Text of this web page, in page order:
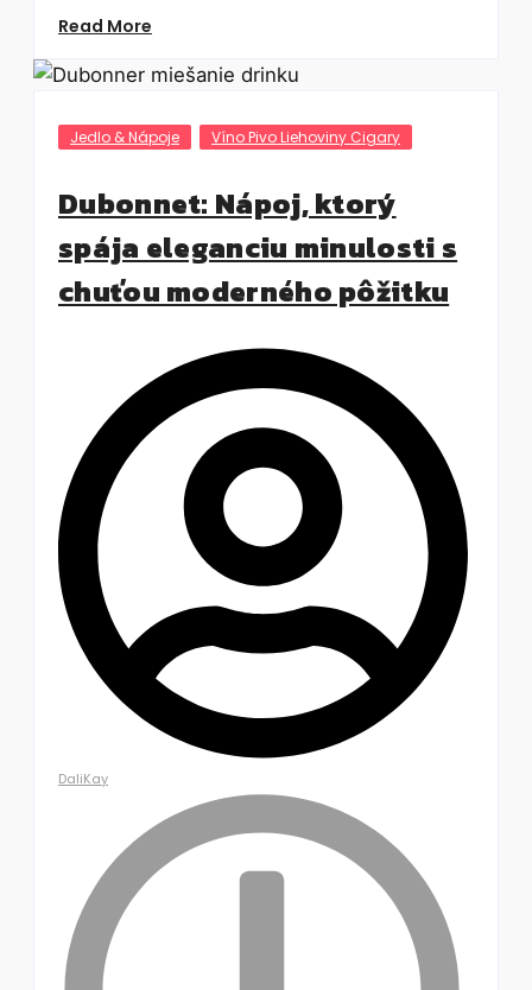
Read More
Jedlo & Nápoje Víno Pivo Liehoviny Cigary
Dubonnet: Nápoj, ktorý
spája eleganciu minulosti s
chuťou moderného pôžitku
DaliKay